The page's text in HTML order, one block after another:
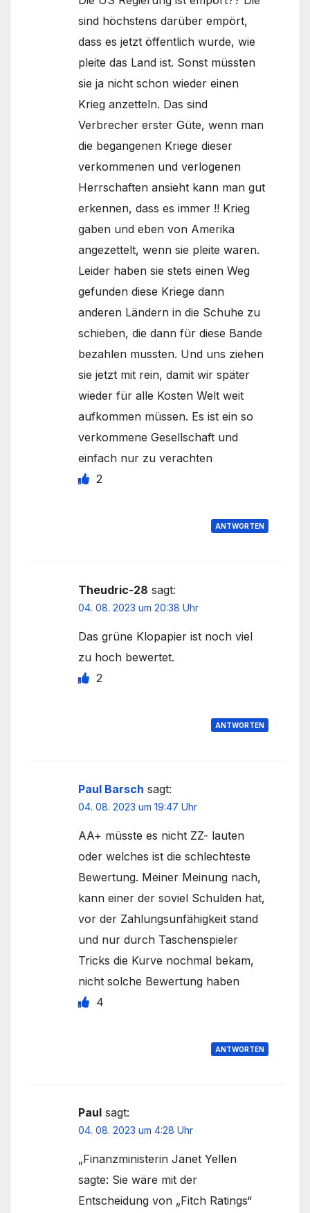
sind höchstens darüber empört,
dass es jetzt öffentlich wurde, wie
pleite das Land ist. Sonst müssten
sie ja nicht schon wieder einen
Krieg anzetteln. Das sind
Verbrecher erster Güte, wenn man
die begangenen Kriege dieser
verkommenen und verlogenen
Herrschaften ansieht kann man gut
erkennen, dass es immer !! Krieg
gaben und eben von Amerika
angezettelt, wenn sie pleite waren.
Leider haben sie stets einen Weg
gefunden diese Kriege dann
anderen Ländern in die Schuhe zu
schieben, die dann für diese Bande
bezahlen mussten. Und uns ziehen
sie jetzt mit rein, damit wir später
wieder für alle Kosten Welt weit
aufkommen müssen. Es ist ein so
verkommene Gesellschaft und
einfach nur zu verachten
2
ANTWORTEN
Theudric-28 sagt:
04. 08. 2023 um 20:38 Uhr
Das grüne Klopapier ist noch viel
zu hoch bewertet.
2
ANTWORTEN
Paul Barsch sagt:
04. 08. 2023 um 19:47 Uhr
AA+ müsste es nicht ZZ- lauten
oder welches ist die schlechteste
Bewertung. Meiner Meinung nach,
kann einer der soviel Schulden hat,
vor der Zahlungsunfähigkeit stand
und nur durch Taschenspieler
Tricks die Kurve nochmal bekam,
nicht solche Bewertung haben
4
ANTWORTEN
Paul sagt:
04. 08. 2023 um 4:28 Uhr
„Finanzministerin Janet Yellen
sagte: Sie wäre mit der
Entscheidung von „Fitch Ratings“